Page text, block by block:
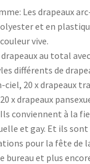
Les drapeaux
et en
vive.
au total
différents de
ciel, 20 x drapeaux
x drapeaux
conviennent à la
et gay. Et ils
pour la fête de
bureau et plus